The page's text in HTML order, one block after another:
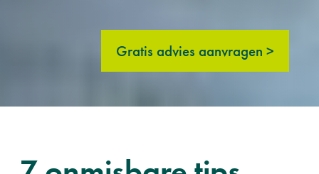
Gratis advies aanvragen >